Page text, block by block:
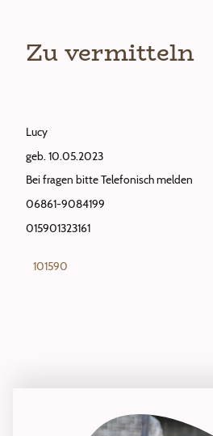
Zu vermitteln
Lucy
geb. 10.05.2023
Bei fragen bitte Telefonisch melden
06861-9084199
015901323161
101590